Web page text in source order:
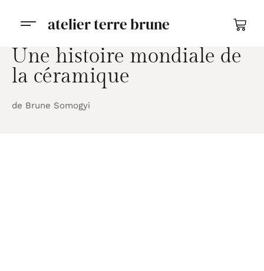
atelier terre brune
Une histoire mondiale de
la céramique
de Brune Somogyi